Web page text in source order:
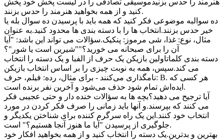
کنید و از همه بخواهید هنرمند را حدس بزنند.
ده سوالبه موضوعی فکر کنید که همه باید با پرسیدن ده سوال بله یا
خیر حدس بزنند.انتخاب ها را با دسته بندی ها محدود کنید.به عنوان
مثال، نوع: غذا، شی مرموز: پنکیک.سؤالات می تواند این باشد: "آیا
آن را برای صبحانه می خورید؟""شیرین است یا شور"؟
دسته بندی کلماتاولین بازیکن یک حرف از الفبا و یک دسته را انتخاب
می کند.سپس، همه به نوبت چیزی را بر اساس انتخاب بازیکن
نامگذاری می‌کنند - برای مثال، رده: فیلم، حرف: B. هر کسی که
ایده‌اش تمام شود حذف می‌شود و آخرین نفر برنده است.
آیا ترجیح می دهید؟بچه ها به سؤالات خنده دار و حتی عجیبی فکر
می کنند که بپرسند.و آنها باید زمانی را صرف فکر کردن در مورد
انتخاب خود کنند.این یک راه سرگرم کننده برای شناختن یکدیگر و
جلوگیری از پرسیدن "آیا ما هنوز آنجا هستیم؟" است.
بهترین و بدترین.یک دسته را انتخاب کنید و از همه بخواهید افکار خود